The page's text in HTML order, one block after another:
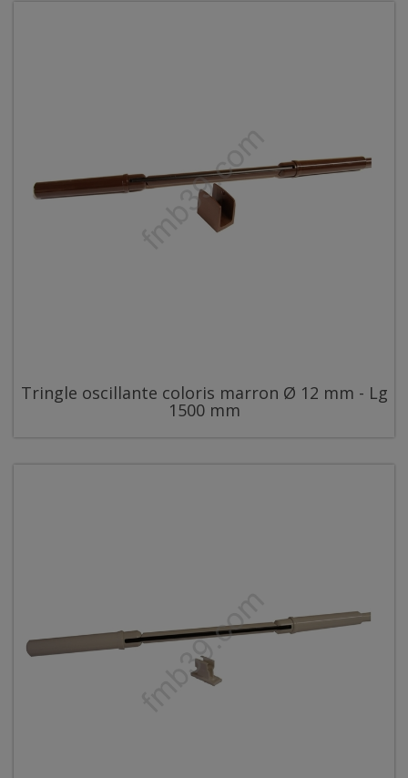
Tringle oscillante coloris marron Ø 12 mm - Lg
1500 mm